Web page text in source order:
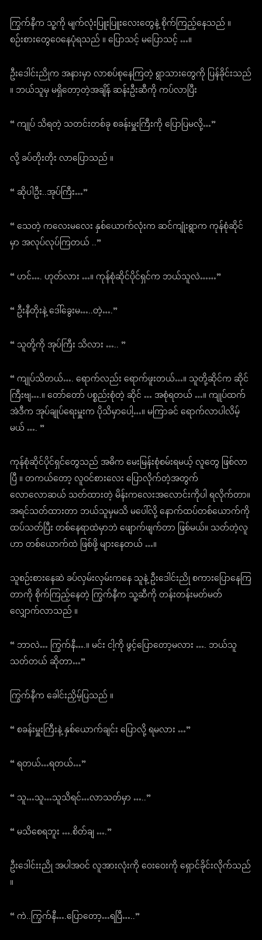
ကြွက်နီက သူ့ကို မျက်လုံးပြူးပြူးလေးတွေနဲ့ စိုက်ကြည့်နေသည် ။
စဉ်းစားတွေဝေနေပုံရသည် ။ ပြောသင့် မပြောသင့် …။
ဦးဒေါင်းညိုက အနားမှာ လာစပ်စုနေကြတဲ့ ရွာသားတွေကို ပြန်ခိုင်းသည်
။ ဘယ်သူမှ မရှိတော့တဲ့အချိန် ဆန်းဦးဆီကို ကပ်လာပြီး
“ ကျုပ် သိရတဲ့ သတင်းတစ်ခု စခန်းမှူးကြီးကို ပြောပြမလို့…”
လို့ ခပ်တိုးတိုး လာပြောသည် ။
“ ဆိုပါဦး..အုပ်ကြီး…”
“ သေတဲ့ ကလေးမလေး နှစ်ယောက်လုံးက ဆင်ကျုံးရွာက ကုန်စုံဆိုင်
မှာ အလုပ်လုပ်ကြတယ် ..”
“ ဟင်…. ဟုတ်လား …။ ကုန်စုံဆိုင်ပိုင်ရှင်က ဘယ်သူလဲ……”
“ ဦးနီတိုးနဲ့ ဒေါ်ခွေးမ…..တဲ့….”
“ သူတို့ကို အုပ်ကြီး သိလား ….. ”
“ ကျုပ်သိတယ်…. ရောက်လည်း ရောက်ဖူးတယ်…။ သူတို့ဆိုင်က ဆိုင်
ကြီးဗျ….။ တော်တော် ပစ္စည်းစုံတဲ့ ဆိုင် … အစုံရတယ် …။ ကျုပ်ထက်
အဲဒီက အုပ်ချုပ်ရေးမှူးက ပိုသိမှာပေါ့…။ မကြာခင် ရောက်လာပါလိမ့်
မယ် …. ”
ကုန်စုံဆိုင်ပိုင်ရှင်တွေသည် အဓိက မေးမြန်းစုံစမ်းရမယ့် လူတွေ ဖြစ်လာ
ပြီ ။ တကယ်တော့ လူဝင်စားလေး ပြောလိုက်တဲ့အတွက်
လောလောဆယ် သတ်ထားတဲ့ မိန်းကလေးအလောင်းကိုပါ ရလိုက်တာ။
အရင်သတ်ထားတာ ဘယ်သူမှမသိ မပေါ်လို့ နောက်ထပ်တစ်ယောက်ကို
ထပ်သတ်ပြီး တစ်နေရာထဲမှာဘဲ ဖျောက်ဖျက်တာ ဖြစ်မယ်။ သတ်တဲ့လူ
ဟာ တစ်ယောက်ထဲ ဖြစ်ဖို့ များနေတယ် …။
သူစဉ်းစားနေဆဲ ခပ်လှမ်းလှမ်းကနေ သူနဲ့ ဦးဒေါင်းညို စကားပြောနေကြ
တာကို စိုက်ကြည့်နေတဲ့ ကြွက်နီက သူ့ဆီကို တန်းတန်းမတ်မတ်
လျှောက်လာသည် ။
“ ဘာလဲ… ကြွက်နီ….။ မင်း ငါ့ကို ဖွင့်ပြောတော့မလား …. ဘယ်သူ
သတ်တယ် ဆိုတာ…”
ကြွက်နီက ခေါင်းညှိမ့်ပြသည် ။
“ စခန်းမှူးကြီးနဲ့ နှစ်ယောက်ချင်း ပြောလို့ ရမလား …”
“ ရတယ်…ရတယ်…”
“ သူ…သူ…သူသိရင်…လာသတ်မှာ …..”
“ မသိစေရဘူး ….စိတ်ချ ….”
ဦးဒေါင်းးညို အပါအဝင် လူအားလုံးကို ဝေးဝေးကို ရှောင်ခိုင်းလိုက်သည်
။
“ ကဲ..ကြွက်နီ….ပြောတော့…ရပြီ…..”